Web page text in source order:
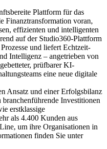
Plattform für das
Finanztransformation voran,
effizienten und intelligenten
auf der Studio360-Plattform
und liefert Echtzeit-
Intelligenz – angetrieben von
prüfbarer KI-
eine neue digitale
Ansatz und einer Erfolgsbilanz
Investitionen
erstklassige
als 4.400 Kunden aus
um ihre Organisationen in
finden Sie unter